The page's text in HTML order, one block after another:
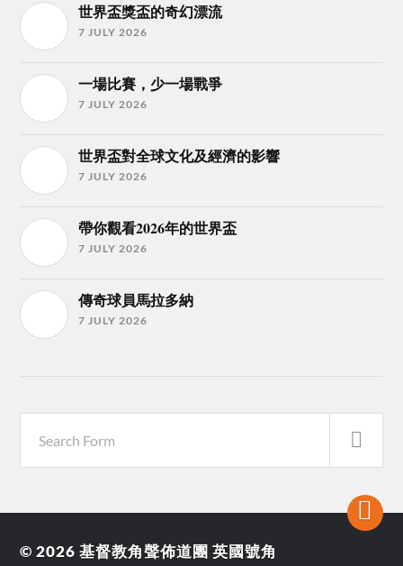
世界盃獎盃的奇幻漂流
7 JULY 2026
一場比賽，少一場戰爭
7 JULY 2026
世界盃對全球文化及經濟的影響
7 JULY 2026
帶你觀看2026年的世界盃
7 JULY 2026
傳奇球員馬拉多納
7 JULY 2026
© 2026基督教角聲佈道團 英國號角